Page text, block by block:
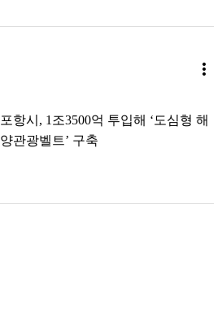
more_vert
포항시, 1조3500억 투입해 ‘도심형 해
양관광벨트’ 구축